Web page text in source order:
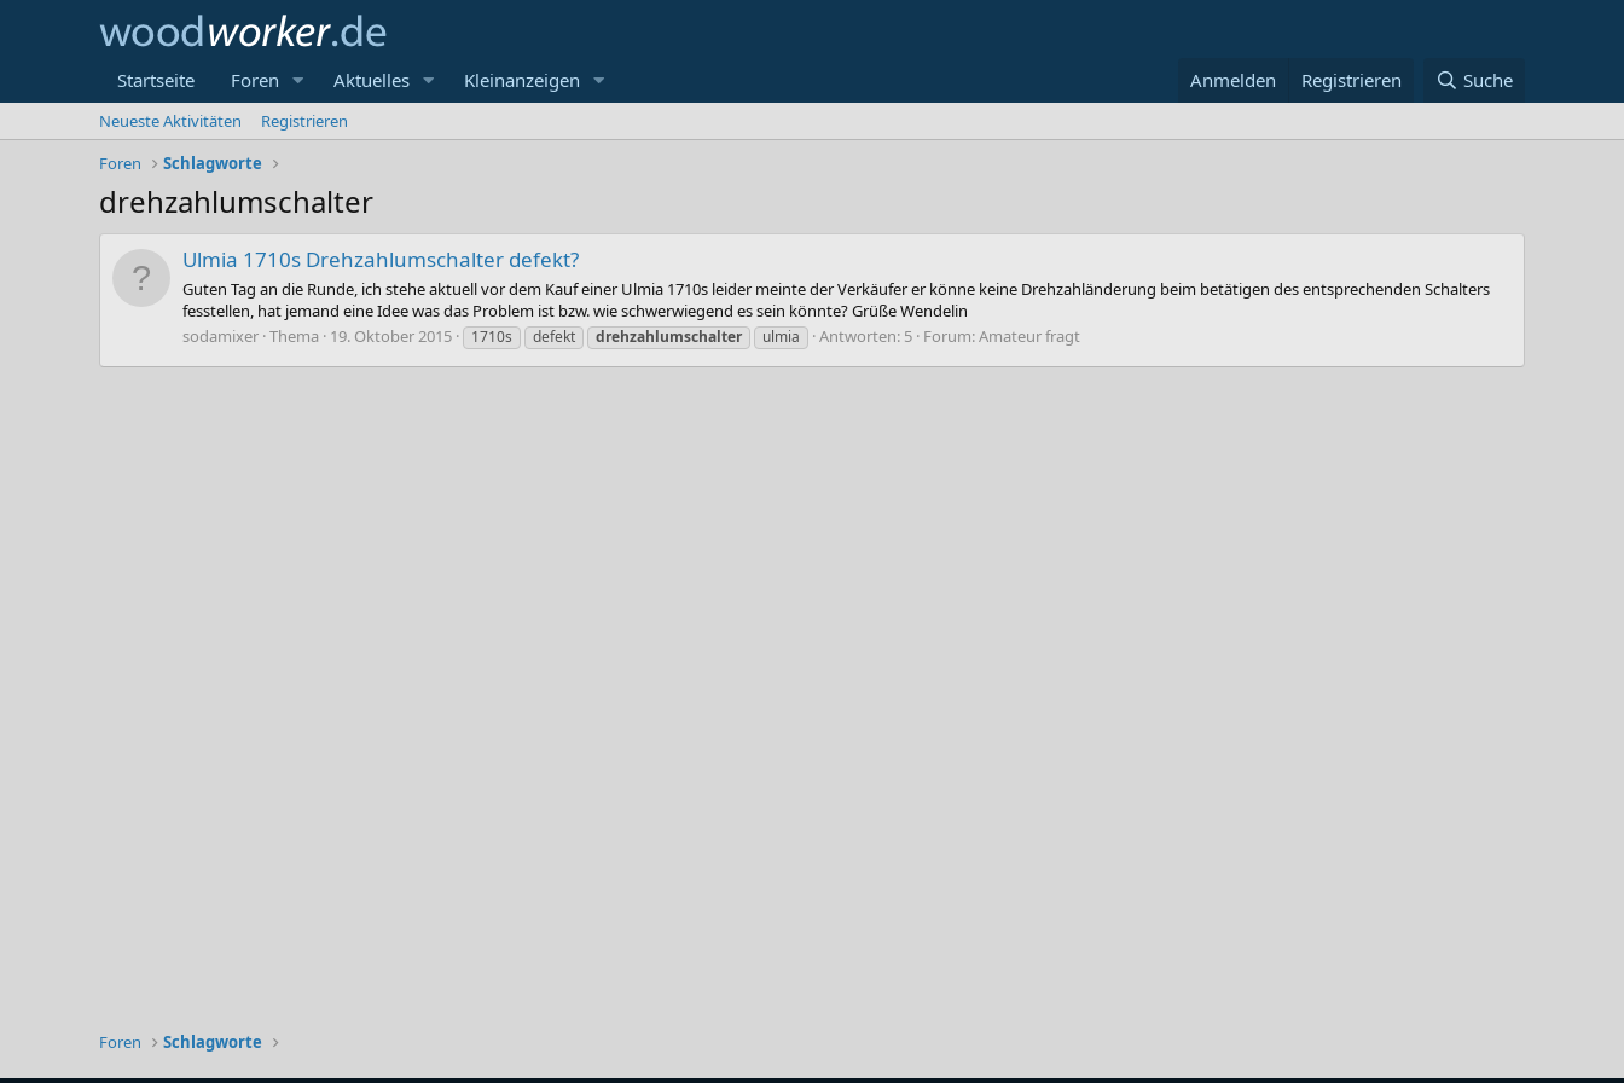
Startseite Foren Aktuelles Kleinanzeigen Anmelden Registrieren Suche
Neueste Aktivitäten
Registrieren
Foren
Schlagworte
drehzahlumschalter
Ulmia 1710s Drehzahlumschalter defekt?
Guten Tag an die Runde, ich stehe aktuell vor dem Kauf einer Ulmia 1710s leider meinte der Verkäufer er könne keine Drehzahländerung beim betätigen des entsprechenden Schalters
fesstellen, hat jemand eine Idee was das Problem ist bzw. wie schwerwiegend es sein könnte? Grüße Wendelin
sodamixer Thema 19. Oktober 2015 1710s defekt drehzahlumschalter ulmia Antworten: 5 Forum:Amateur fragt
Foren Schlagworte